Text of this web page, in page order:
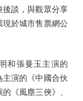
後談，與觀眾分享
於城市售票網公
張曼玉主演的
主演的《中國合伙
《風塵三俠》、